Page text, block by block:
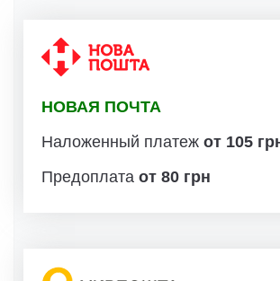
НОВАЯ ПОЧТА
Наложенный платеж от 105
Предоплата от 80 грн